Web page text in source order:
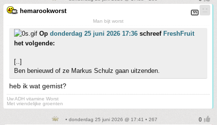
hemarookworst
Man bijt worst
Op donderdag 25 juni 2026 17:36 schreef FreshFruit
het volgende:
[..]
Ben benieuwd of ze Markus Schulz gaan uitzenden.
heb ik wat gemist?
Uw ADH vitamine Worst
Met vriendelijke groenten
• donderdag 25 juni 2026 @ 17:41 • 267